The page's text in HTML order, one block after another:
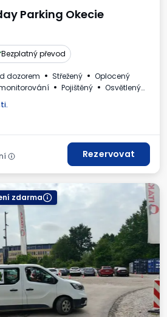
Parking Okecie
Bezplatný převod
dozorem Střežený
Oplocený
Pojištěný
Osvětlený
Rezervovat
zdarma